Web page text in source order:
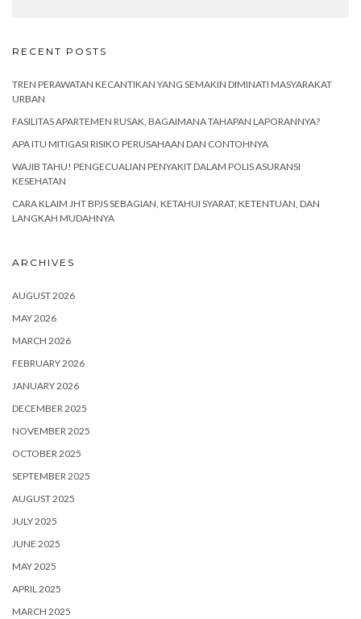
RECENT POSTS
TREN PERAWATAN KECANTIKAN YANG SEMAKIN DIMINATI MASYARAKAT
URBAN
FASILITAS APARTEMEN RUSAK, BAGAIMANA TAHAPAN LAPORANNYA?
APA ITU MITIGASI RISIKO PERUSAHAAN DAN CONTOHNYA
WAJIB TAHU! PENGECUALIAN PENYAKIT DALAM POLIS ASURANSI
KESEHATAN
CARA KLAIM JHT BPJS SEBAGIAN, KETAHUI SYARAT, KETENTUAN, DAN
LANGKAH MUDAHNYA
ARCHIVES
AUGUST 2026
MAY 2026
MARCH 2026
FEBRUARY 2026
JANUARY 2026
DECEMBER 2025
NOVEMBER 2025
OCTOBER 2025
SEPTEMBER 2025
AUGUST 2025
JULY 2025
JUNE 2025
MAY 2025
APRIL 2025
MARCH 2025